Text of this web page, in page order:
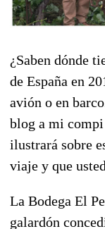
¿Saben dónde
de España en
avión o en
blog a mi
ilustrará sobre
viaje y que
La Bodega El
galardón